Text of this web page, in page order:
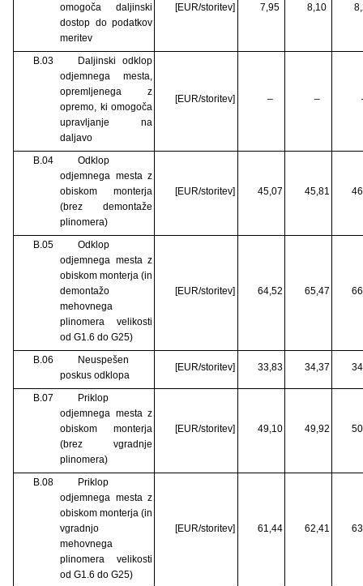
omogoča daljinski
dostop do podatkov
meritev
[EUR/storitev] 7,95 8,10
B.03
Daljinski odklop
odjemnega mesta,
opremljenega z
opremo, ki omogoča
upravljanje na
daljavo
[EUR/storitev] – –
B.04
Odklop
odjemnega mesta z
obiskom monterja
(brez demontaže
plinomera)
[EUR/storitev] 45,07 45,81
B.05
Odklop
odjemnega mesta z
obiskom monterja (in
demontažo
mehovnega
plinomera velikosti
od G1.6 do G25)
[EUR/storitev] 64,52 65,47
B.06
Neuspešen
poskus odklopa
[EUR/storitev] 33,83 34,37
B.07
Priklop
odjemnega mesta z
obiskom monterja
(brez vgradnje
plinomera)
[EUR/storitev] 49,10 49,92
B.08
Priklop
odjemnega mesta z
obiskom monterja (in
vgradnjo
mehovnega
plinomera velikosti
od G1.6 do G25)
[EUR/storitev] 61,44 62,41